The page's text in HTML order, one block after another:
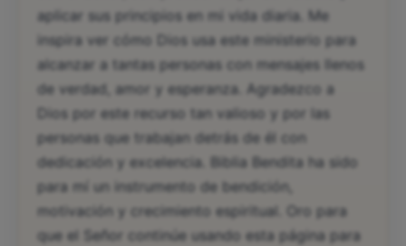
aplicar sus principios en mi vida diaria. Me
inspira ver cómo Dios usa este ministerio para
alcanzar a tantas personas con mensajes llenos
de verdad, amor y esperanza. Agradezco a
Dios por este recurso tan valioso y por las
personas que trabajan detrás de él con
dedicación y excelencia. Biblia Bendita ha sido
para mí un instrumento de bendición,
motivación y crecimiento espiritual. Oro para
que el Señor continúe usando esta página para